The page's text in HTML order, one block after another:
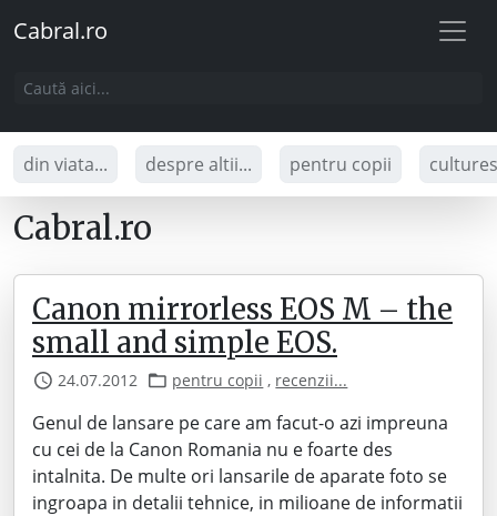
Cabral.ro
din viata... despre altii... pentru copii
Cabral.ro
Canon mirrorless EOS M – the
small and simple EOS.
24.07.2012 pentru copii , recenzii...
Genul de lansare pe care am facut-o azi impreuna
cu cei de la Canon Romania nu e foarte des
intalnita. De multe ori lansarile de aparate foto se
ingroapa in detalii tehnice, in milioane de informatii